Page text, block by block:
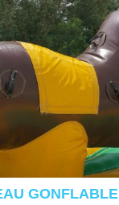
GONFLABLE